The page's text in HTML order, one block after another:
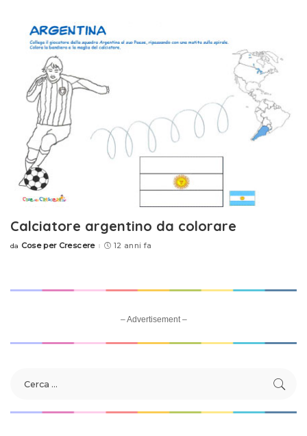
Calciatore argentino da colorare
Posted
da Cose per Crescere 12 anni fa
– Advertisement –